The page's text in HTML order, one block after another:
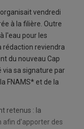
vendredi
à la filière. Outre
l'eau pour les
rédaction reviendra
du nouveau Cap
via sa signature par
FNAMS* et de la
retenus : la
afin d'apporter des